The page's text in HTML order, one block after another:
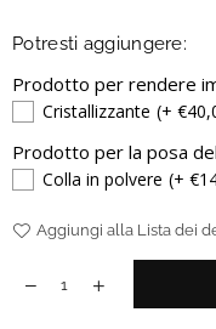
Potresti aggiungere:
Prodotto per rendere
Cristallizzante (+
Prodotto per la posa
Colla in polvere (+
Aggiungi alla Lista dei